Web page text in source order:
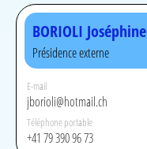
BORIOLI Joséphine
Présidence externe
E-mail
jborioli@hotmail.ch
Téléphone portable
+41 79 390 96 73